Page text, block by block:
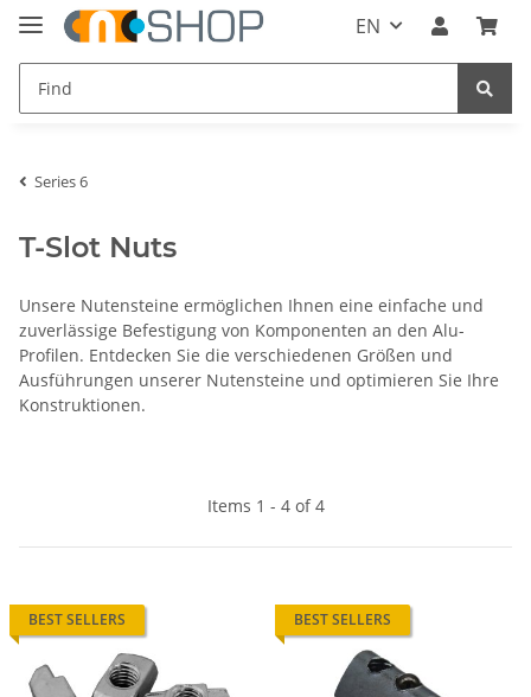
EN
Series 6
T-Slot Nuts
Unsere Nutensteine ermöglichen Ihnen eine einfache und
zuverlässige Befestigung von Komponenten an den Alu-
Profilen. Entdecken Sie die verschiedenen Größen und
Ausführungen unserer Nutensteine und optimieren Sie Ihre
Konstruktionen.
Items 1 - 4 of 4
BEST SELLERS BEST SELLERS